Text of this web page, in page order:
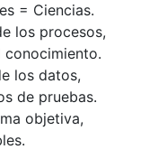
= Ciencias.
los procesos,
conocimiento.
los datos,
de pruebas.
objetiva,